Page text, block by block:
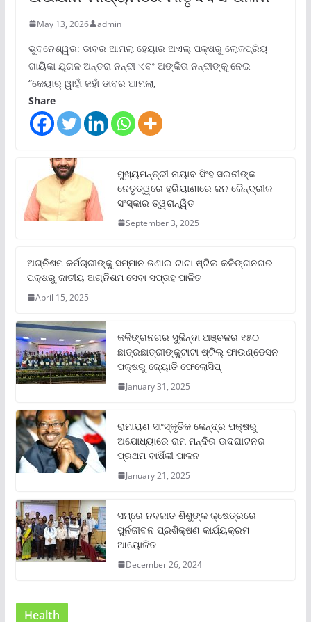
May 13, 2026 admin
ଭୁବନେଶ୍ୱର: ଡାବର ଆମଲା ହେୟାର ଅଏଲ୍ ପକ୍ଷରୁ ଲୋକପ୍ରିୟ
ଗାୟିକା ଯୁଗଳ ଅନ୍ତରା ନନ୍ଦୀ ଏବଂ ଅଙ୍କିତା ନନ୍ଦୀଙ୍କୁ ନେଇ
“କେୟାର୍ ୱାହାଁ ଜହାଁ ଡାବର ଆମଲା,
Share
ମୁଖ୍ୟମନ୍ତ୍ରୀ ନାୟାବ ସିଂହ ସଇନୀଙ୍କ
ନେତୃତ୍ୱରେ ହରିୟାଣାରେ ଜନ କୈନ୍ଦ୍ରୀକ
ସଂସ୍କାର ତ୍ୱରାନ୍ୱିତ
September 3, 2025
ଅଗ୍ନିଶମ କର୍ମଚାରୀଙ୍କୁ ସମ୍ମାନ ଜଣାଇ ଟାଟା ଷ୍ଟିଲ କଳିଙ୍ଗନଗର
ପକ୍ଷରୁ ଜାତୀୟ ଅଗ୍ନିଶମ ସେବା ସପ୍ତାହ ପାଳିତ
April 15, 2025
କଳିଙ୍ଗନଗର ସୁକିନ୍ଦା ଅଞ୍ଚଳର ୧୫୦
ଛାତ୍ରଛାତ୍ରୀଙ୍କୁଟାଟା ଷ୍ଟିଲ୍ ଫାଉଣ୍ଡେସନ
ପକ୍ଷରୁ ଜ୍ୟୋତି ଫେଲୋସିପ୍‌
January 31, 2025
ରାମାୟଣ ସାଂସ୍କୃତିକ କେନ୍ଦ୍ର ପକ୍ଷରୁ
ଅଯୋଧ୍ୟାରେ ରାମ ମନ୍ଦିର ଉଦଘାଟନର
ପ୍ରଥମ ବାର୍ଷିକୀ ପାଳନ
January 21, 2025
ସମ୍‌ରେ ନବଜାତ ଶିଶୁଙ୍କ କ୍ଷେତ୍ରରେ
ପୁର୍ନଜୀବନ ପ୍ରଶିକ୍ଷଣ କାର୍ଯ୍ୟକ୍ରମ
ଆୟୋଜିତ
December 26, 2024
Health